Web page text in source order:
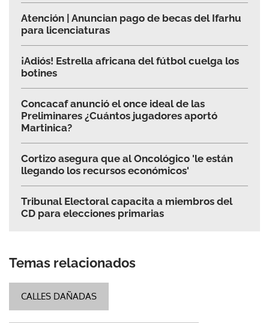
Atención | Anuncian pago de becas del Ifarhu
para licenciaturas
¡Adiós! Estrella africana del fútbol cuelga los
botines
Concacaf anunció el once ideal de las
Preliminares ¿Cuántos jugadores aportó
Martinica?
Cortizo asegura que al Oncológico 'le están
llegando los recursos económicos'
Tribunal Electoral capacita a miembros del
CD para elecciones primarias
Temas relacionados
CALLES DAÑADAS